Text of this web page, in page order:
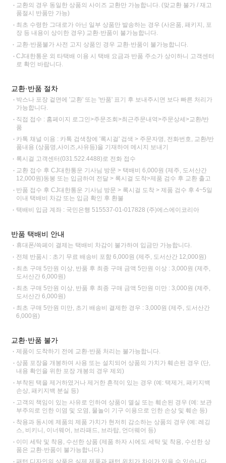
교환의 경우 동일한 상품의 사이즈 교환만 가능합니다. (맞교환 불가 / 재고
품절시 반품만 가능)
최초 수령한 그대로가 아닌 일부 상품만 발송하는 경우 (사은품, 패키지, 포
장 등 내용이 상이한 경우) 교환·반품이 불가능합니다.
교환·반품불가 사전 고지 상품인 경우 교환·반품이 불가능합니다.
CJ대한통운 외 타택배 이용 시 택배 요금과 반품 주소가 상이하니 고객센터
로 확인 바랍니다.
교환·반품 절차
박스나 포장 겉면에 '교환' 또는 '반품' 표기 후 보내주시면 보다 빠른 처리가
가능합니다.
직접 접수 : 홈페이지 로그인>주문조회>최근주문내역>주문상세>교환/반
품
카톡 채널 이용 : 카톡 검색창에 '록시걸' 검색 > 주문자명, 전화번호, 교환/반
품내용 (상품명,사이즈,사유등)을 기재하여 메시지 보내기
록시걸 고객센터(031.522.4488)로 전화 접수
교환 접수 후 CJ대한통운 기사님 방문 > 택배비 6,000원 (제주, 도서산간
12,000원)동봉 또는 입금하여 전달 > 록시걸 도착>제품 검수 후 교환 출고
반품 접수 후 CJ대한통운 기사님 방문 > 록시걸 도착 > 제품 검수 후 4~5일
이내 택배비 차감 또는 입금 확인 후 환불
택배비 입금 계좌 : 국민은행 515537-01-017828 (주)에스에이코리아
반품 택배비 안내
휴대폰/쓱페이 결제는 택배비 차감이 불가하여 입금만 가능합니다.
전체 반품시 : 초기 무료 배송비 포함 6,000원 (제주, 도서산간 12,000원)
최초 구매 5만원 이상, 반품 후 최종 구매 금액 5만원 이상 : 3,000원 (제주,
도서산간 6,000원)
최초 구매 5만원 이상, 반품 후 최종 구매 금액 5만원 미만 : 3,000원 (제주,
도서산간 6,000원)
최초 구매 5만원 미만, 초기 배송비 결제한 경우 : 3,000원 (제주, 도서산간
6,000원)
교환·반품 불가
제품이 도착하기 전에 교환·반품 처리는 불가능합니다.
상품 포장을 개봉하여 사용 또는 설치되어 상품의 가치가 훼손된 경우 (단,
내용 확인을 위한 포장 개봉의 경우 제외)
부착된 택을 제거하였거나 제거한 흔적이 있는 경우 (예: 택제거, 패키지백
손상, 패키지백 분실 등)
고객의 책임이 있는 사유로 인하여 상품이 멸실 또는 훼손된 경우 (예: 보관
부주의로 인한 이염 및 오염, 물놀이 기구 이용으로 인한 손상 및 훼손 등)
착용과 동시에 제품의 제품 가치가 현저히 감소하는 상품의 경우 (예: 레깅
스, 비키니, 이너웨어, 브라패드, 브라탑, 언더웨어 등)
이미 세탁 및 착용, 수선한 상품 (제품 하자 시에도 세탁 및 착용, 수선한 상
품은 교환·반품이 불가능합니다.)
패턴 디자인의 상품은 실제 제품과 패턴 위치가 차이가 있을 수 있습니다.